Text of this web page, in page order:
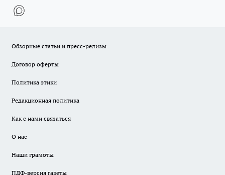
Обзорные статьи и пресс-релизы
Договор оферты
Политика этики
Редакционная политика
Как с нами связаться
О нас
Наши грамоты
ПДФ-версия газеты